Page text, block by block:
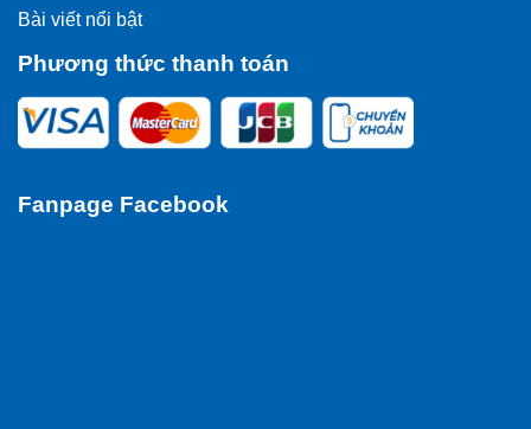
Bài viết nổi bật
Phương thức thanh toán
Fanpage Facebook